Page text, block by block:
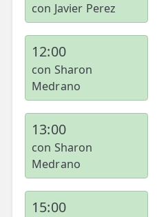
🎁 Tarjetas Regalo
🛒 Carrito
❤️ Ofertas
CONTACTO
☎️ 91 005 23 63
📧 Contacta
ESPECIALIDADES
🩻 Fisioterapia
con Javier Perez
12:00
con Sharon
Medrano
13:00
con Sharon
Medrano
15:00